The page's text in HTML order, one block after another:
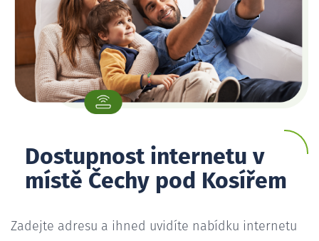
Dostupnost internetu v
místě Čechy pod Kosířem
Zadejte adresu a ihned uvidíte nabídku internetu